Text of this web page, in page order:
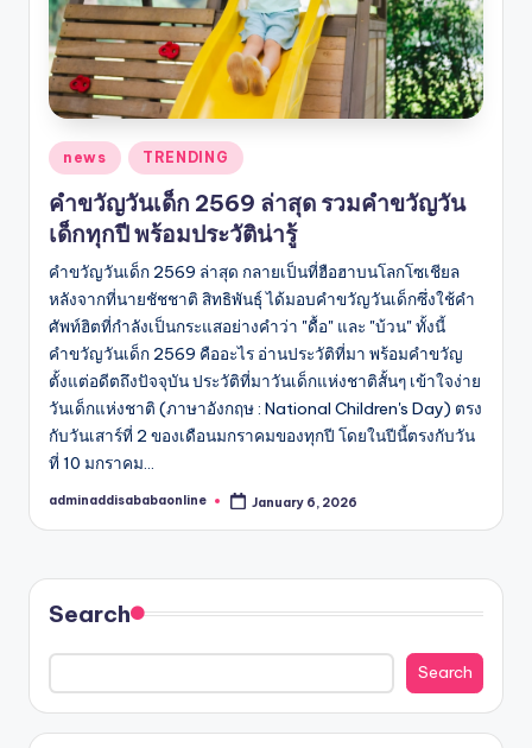
Posted
in
news TRENDING
คำขวัญวันเด็ก 2569 ล่าสุด รวมคำขวัญวัน
เด็กทุกปี พร้อมประวัติน่ารู้
คําขวัญวันเด็ก 2569 ล่าสุด กลายเป็นที่ฮือฮาบนโลกโซเชียล
หลังจากที่นายชัชชาติ สิทธิพันธุ์ ได้มอบคำขวัญวันเด็กซึ่งใช้คำ
ศัพท์ฮิตที่กำลังเป็นกระแสอย่างคำว่า "ดื้อ" และ "บ้วน" ทั้งนี้
คำขวัญวันเด็ก 2569 คืออะไร อ่านประวัติที่มา พร้อมคำขวัญ
ตั้งแต่อดีตถึงปัจจุบัน ประวัติที่มาวันเด็กแห่งชาติสั้นๆ เข้าใจง่าย
วันเด็กแห่งชาติ (ภาษาอังกฤษ : National Children's Day) ตรง
กับวันเสาร์ที่ 2 ของเดือนมกราคมของทุกปี โดยในปีนี้ตรงกับวัน
ที่ 10 มกราคม…
Posted
adminaddisababaonline January 6, 2026
Search
Search